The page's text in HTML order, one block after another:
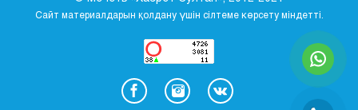
Сайт материалдарын қолдану үшін сілтеме көрсету міндетті.